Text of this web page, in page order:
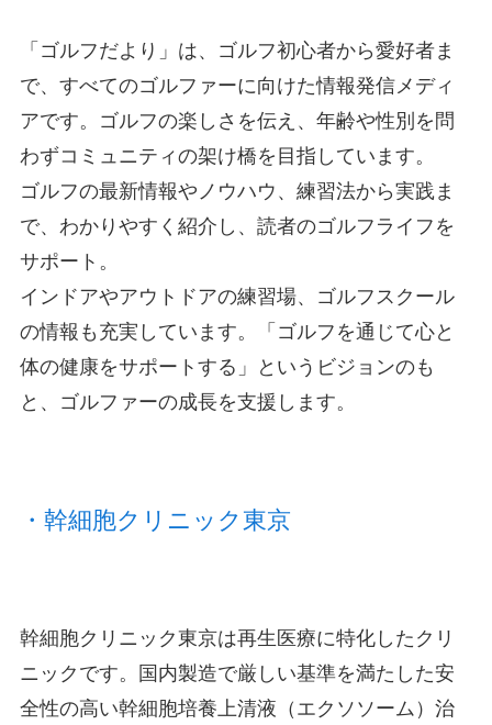
「ゴルフだより」は、ゴルフ初心者から愛好者ま
で、すべてのゴルファーに向けた情報発信メディ
アです。ゴルフの楽しさを伝え、年齢や性別を問
わずコミュニティの架け橋を目指しています。
ゴルフの最新情報やノウハウ、練習法から実践ま
で、わかりやすく紹介し、読者のゴルフライフを
サポート。
インドアやアウトドアの練習場、ゴルフスクール
の情報も充実しています。「ゴルフを通じて心と
体の健康をサポートする」というビジョンのも
と、ゴルファーの成長を支援します​。
・幹細胞クリニック東京
幹細胞クリニック東京は再生医療に特化したクリ
ニックです。国内製造で厳しい基準を満たした安
全性の高い幹細胞培養上清液（エクソソーム）治